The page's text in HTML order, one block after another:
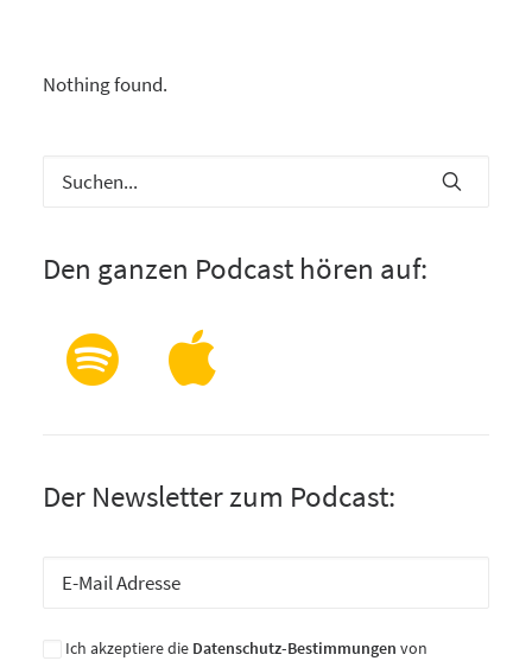
Nothing found.
Den ganzen Podcast hören auf:
Der Newsletter zum Podcast:
Ich akzeptiere die Datenschutz-Bestimmungen von